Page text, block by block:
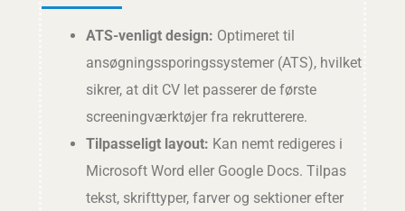
ATS-venligt design: Optimeret til
ansøgningssporingssystemer (ATS), hvilket
sikrer, at dit CV let passerer de første
screeningværktøjer fra rekrutterere.
Tilpasseligt layout: Kan nemt redigeres i
Microsoft Word eller Google Docs. Tilpas
tekst, skrifttyper, farver og sektioner efter